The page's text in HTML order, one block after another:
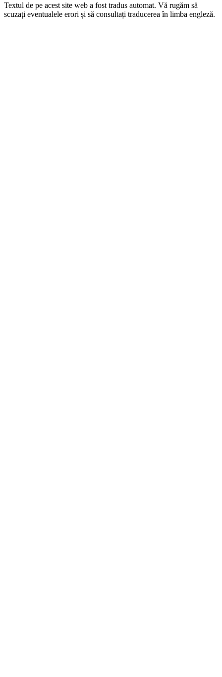
Textul de pe acest site web a fost tradus automat. Vă rugăm să
scuzați eventualele erori și să consultați traducerea în limba engleză.